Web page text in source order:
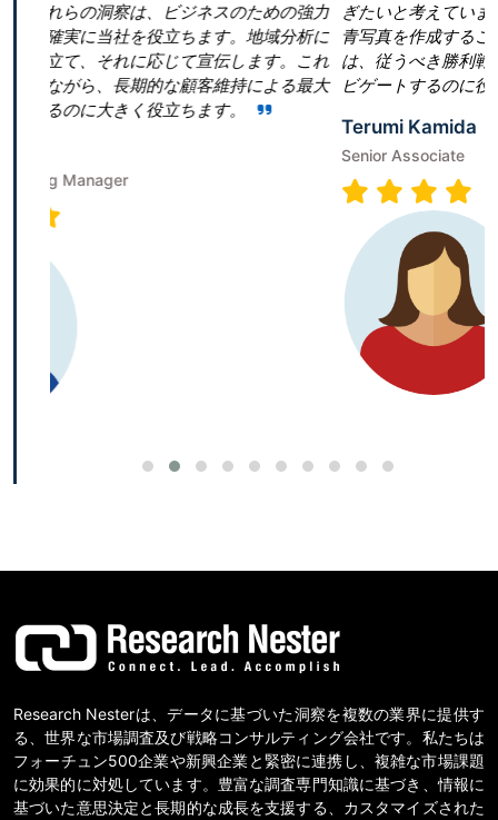
ネスのための強力
ます。地域分析に
宣伝します。これ
客維持による最大
ます。
ぎたいと考えていました。しかし、当社は効
青写真を作成することに戸惑いました。
は、従うべき勝利戦略を構築することで、成
ビゲートするのに役立ちました。
Research Nesterは、データに基づいた洞察を複数の業界に提供す
る、世界な市場調査及び戦略コンサルティング会社です。私たちは
フォーチュン500企業や新興企業と緊密に連携し、複雑な市場課題
に効果的に対処しています。豊富な調査専門知識に基づき、情報に
基づいた意思決定と長期的な成長を支援する、カスタマイズされた